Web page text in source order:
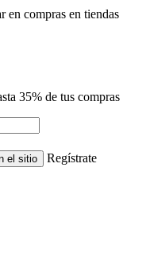
en compras en tiendas
35% de tus compras
el sitio
Regístrate